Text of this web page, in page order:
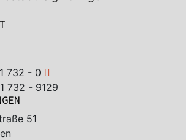
732 - 0
732 - 9129
51